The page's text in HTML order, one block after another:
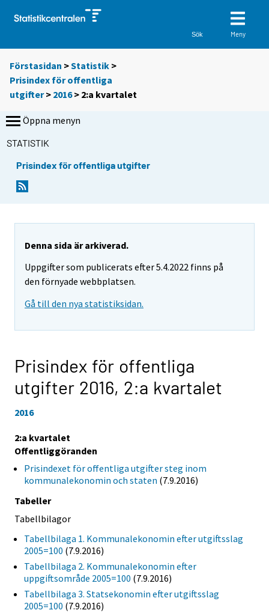
Sök Meny
Förstasidan >Statistik >
Prisindex för offentliga
utgifter> 2016> 2:a kvartalet
Öppna menyn
STATISTIK
Prisindex för offentliga utgifter
Denna sida är arkiverad.
Uppgifter som publicerats efter 5.4.2022 finns på
den förnyade webbplatsen.
Gå till den nya statistiksidan.
Prisindex för offentliga
utgifter 2016, 2:a kvartalet
2016
2:a kvartalet
Offentliggöranden
Prisindexet för offentliga utgifter steg inom
kommunalekonomin och staten (7.9.2016)
Tabeller
Tabellbilagor
Tabellbilaga 1. Kommunalekonomin efter utgiftsslag
2005=100 (7.9.2016)
Tabellbilaga 2. Kommunalekonomin efter
uppgiftsområde 2005=100 (7.9.2016)
Tabellbilaga 3. Statsekonomin efter utgiftsslag
2005=100 (7.9.2016)